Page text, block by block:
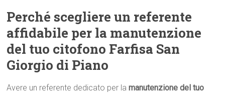
Perché scegliere un referente
affidabile per la manutenzione
del tuo citofono Farfisa San
Giorgio di Piano
Avere un referente dedicato per lamanutenzione del tuo